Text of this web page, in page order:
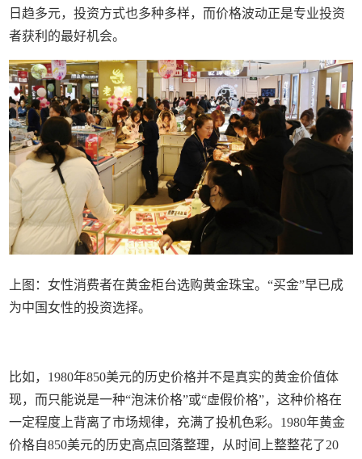
日趋多元，投资方式也多种多样，而价格波动正是专业投资
者获利的最好机会。
上图：女性消费者在黄金柜台选购黄金珠宝。“买金”早已成
为中国女性的投资选择。
比如，1980年850美元的历史价格并不是真实的黄金价值体
现，而只能说是一种“泡沫价格”或“虚假价格”，这种价格在
一定程度上背离了市场规律，充满了投机色彩。1980年黄金
价格自850美元的历史高点回落整理，从时间上整整花了20